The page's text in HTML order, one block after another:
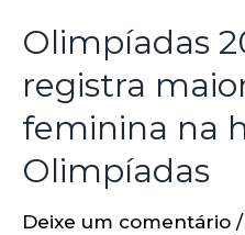
Olimpíadas
registra
feminina na
Olimpíadas
Deixe um comentário /